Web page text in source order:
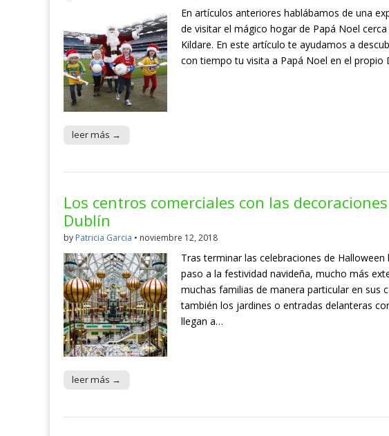
En artículos anteriores hablábamos de una
de visitar el mágico hogar de Papá Noel
Kildare. En este artículo te ayudamos a
con tiempo tu visita a Papá Noel en el propio
leer más →
Los centros comerciales con las
Dublín
by Patricia Garcia • noviembre 12, 2018
Tras terminar las celebraciones de
paso a la festividad navideña, mucho más
muchas familias de manera particular en sus
también los jardines o entradas delanteras
llegan a…
leer más →